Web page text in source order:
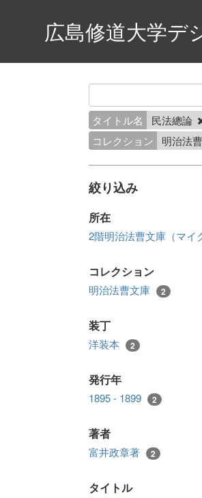
広島修道大学デ
タイトル名 民法總論
コレクション
明治法
絞り込み
所在
2階明治法曹文庫（マイ
コレクション
明治法曹文庫 2
装丁
洋装本 2
発行年
1895 - 1899 2
著者
富井政章著 2
タイトル